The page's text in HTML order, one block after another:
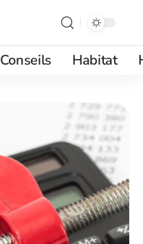
Conseils Habitat